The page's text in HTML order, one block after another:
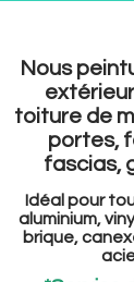
Nous
toiture de
portes,
fascias,
Idéal pour
aluminium,
brique,